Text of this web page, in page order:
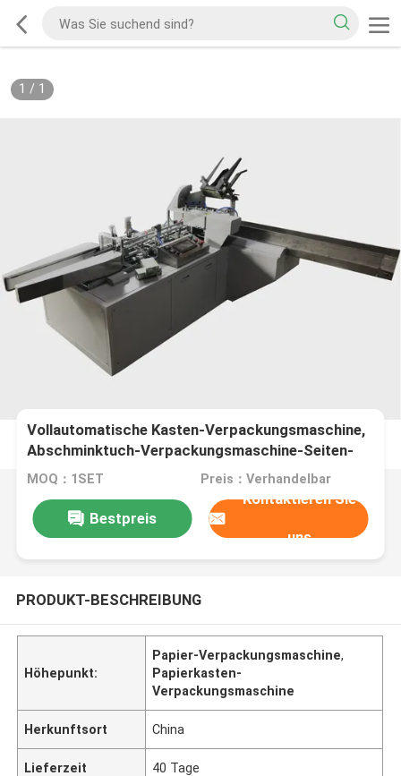
1 / 1
Vollautomatische Kasten-Verpackungsmaschine,
Abschminktuch-Verpackungsmaschine-Seiten-
Versiegeln
MOQ：1SET Preis：Verhandelbar
Bestpreis
Kontaktieren Sie
uns
PRODUKT-BESCHREIBUNG
Höhepunkt:
Papier-Verpackungsmaschine,
Papierkasten-
Verpackungsmaschine
Herkunftsort China
Lieferzeit 40 Tage